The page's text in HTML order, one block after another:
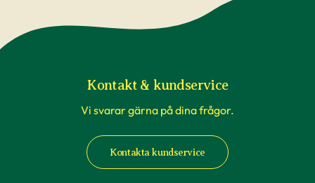
Kontakt & kundservice
Vi svarar gärna på dina frågor.
Kontakta kundservice